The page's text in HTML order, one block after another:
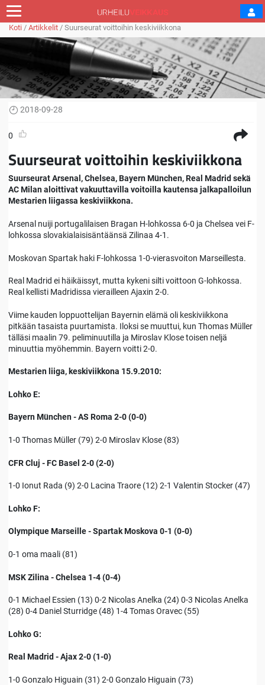
Koti / Artikkelit / Suurseurat voittoihin keskiviikkona
2018-09-28
0
Suurseurat voittoihin keskiviikkona
Suurseurat Arsenal, Chelsea, Bayern München, Real Madrid sekä
AC Milan aloittivat vakuuttavilla voitoilla kautensa jalkapalloilun
Mestarien liigassa keskiviikkona.
Arsenal nuiji portugalilaisen Bragan H-lohkossa 6-0 ja Chelsea vei F-
lohkossa slovakialaisisäntäänsä Zilinaa 4-1.
Moskovan Spartak haki F-lohkossa 1-0-vierasvoiton Marseillesta.
Real Madrid ei häikäissyt, mutta kykeni silti voittoon G-lohkossa.
Real kellisti Madridissa vierailleen Ajaxin 2-0.
Viime kauden loppuottelijan Bayernin elämä oli keskiviikkona
pitkään tasaista puurtamista. Iloksi se muuttui, kun Thomas Müller
tälläsi maalin 79. peliminuutilla ja Miroslav Klose toisen neljä
minuuttia myöhemmin. Bayern voitti 2-0.
Mestarien liiga, keskiviikkona 15.9.2010:
Lohko E:
Bayern München - AS Roma 2-0 (0-0)
1-0 Thomas Müller (79) 2-0 Miroslav Klose (83)
CFR Cluj - FC Basel 2-0 (2-0)
1-0 Ionut Rada (9) 2-0 Lacina Traore (12) 2-1 Valentin Stocker (47)
Lohko F:
Olympique Marseille - Spartak Moskova 0-1 (0-0)
0-1 oma maali (81)
MSK Zilina - Chelsea 1-4 (0-4)
0-1 Michael Essien (13) 0-2 Nicolas Anelka (24) 0-3 Nicolas Anelka
(28) 0-4 Daniel Sturridge (48) 1-4 Tomas Oravec (55)
Lohko G:
Real Madrid - Ajax 2-0 (1-0)
1-0 Gonzalo Higuain (31) 2-0 Gonzalo Higuain (73)